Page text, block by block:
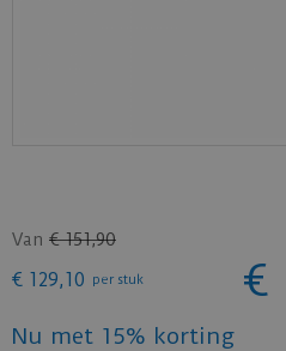
Van € 151,90
€ 129,10 per stuk €
Nu met 15% korting